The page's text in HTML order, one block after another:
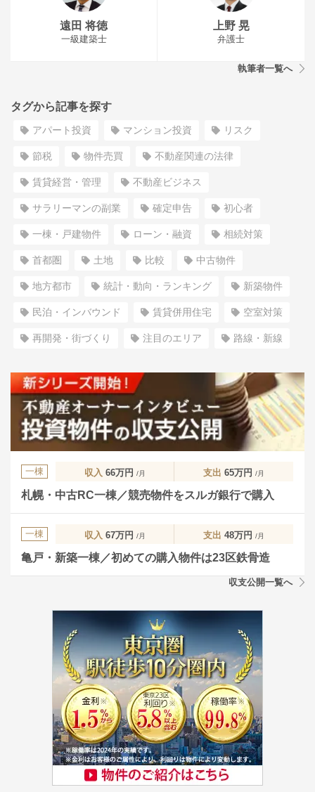
遠田 将徳
一級建築士
上野 晃
弁護士
執筆者一覧へ
タグから記事を探す
アパート投資 マンション投資 リスク
節税 物件売買 不動産関連の法律
賃貸経営・管理 不動産ビジネス
サラリーマンの副業 確定申告 初心者
一棟・戸建物件 ローン・融資 相続対策
首都圏 土地 比較 中古物件
地方都市 統計・動向・ランキング 新築物件
民泊・インバウンド 賃貸併用住宅 空室対策
再開発・街づくり 注目のエリア 路線・新線
一棟 収入 66万円 /月 支出 65万円 /月
札幌・中古RC一棟／競売物件をスルガ銀行で購入
一棟 収入 67万円 /月 支出 48万円 /月
亀戸・新築一棟／初めての購入物件は23区鉄骨造
収支公開一覧へ